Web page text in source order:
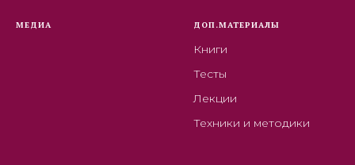
МЕДИА ДОП.МАТЕРИАЛЫ
Книги
Тесты
Лекции
Техники и методики